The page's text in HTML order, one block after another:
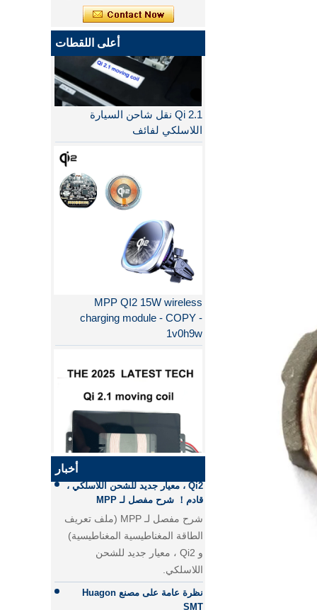
أعلى اللقطات
Qi 2.1 نقل شاحن السيارة
اللاسلكي لفائف
MPP QI2 15W wireless
charging module - COPY -
1v0h9w
QI2.1 15W QI 2.1 نقل الشاحن
اللاسلكي المتحرك لفائف الشاحن
اللاسلكي القابل للإزالة
أخبار
الفرق بين الشحن السريع PD
والشحن السريع QC
الفرق بين الشحن السريع PD
والشحن السريع QC
Qi2 ، معيار جديد للشحن اللاسلكي ،
شرح مفصل لـ MPP (ملف تعريف
الطاقة المغناطيسية المغناطيسية)
و Qi2 ، معيار جديد للشحن
اللاسلكي.
SMT